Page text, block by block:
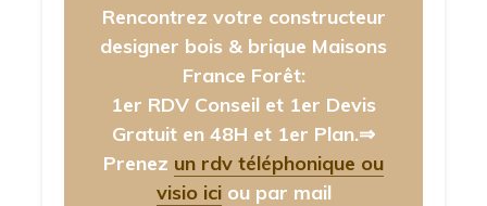
Rencontrez votre constructeur
designer bois & brique Maisons
France Forêt:
1er RDV Conseil et 1er Devis
Gratuit en 48H et 1er Plan.⇒
Prenez un rdv téléphonique ou
visio iciou par mail